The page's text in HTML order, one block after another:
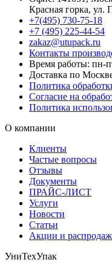
Красная горка, ул.
+7(495) 730-75-18
+7 (495) 225-44-54
zakaz@utupack.ru
Контакты
Время работы: пн-
Доставка по
Политика
Согласие на
Политика
О компании
Клиенты
Частые вопросы
Отзывы
Документы
ПРАЙС-ЛИСТ
Услуги
Новости
Статьи
Акции и
УниТехУпак